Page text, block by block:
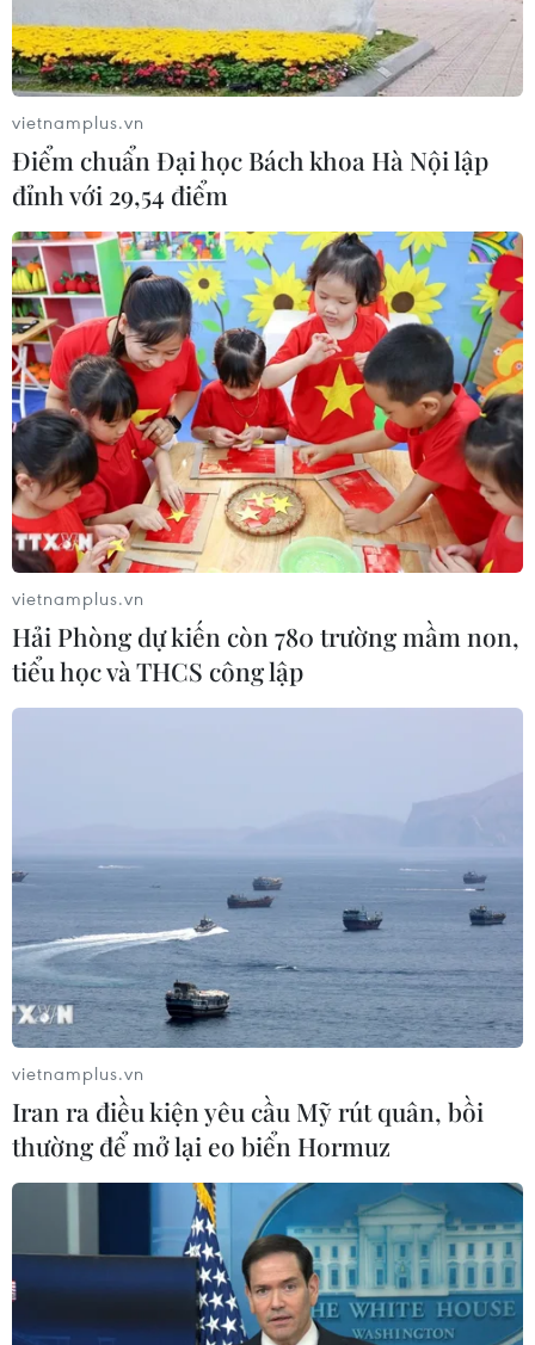
Chứng khoán châu Á đồng loạt giảm điểm
do những lo ngại từ Fed
26/07/2019 13:21
Các thị trường chứng khoán châu Á đều đồng loạt giảm
điểm trong ngày 26/7, theo bước của các chỉ số chính
vietnamplus.vn
Điểm chuẩn Đại học Bách khoa Hà Nội lập
đỉnh với 29,54 điểm
vietnamplus.vn
Hải Phòng dự kiến còn 780 trường mầm non,
tiểu học và THCS công lập
vietnamplus.vn
Iran ra điều kiện yêu cầu Mỹ rút quân, bồi
thường để mở lại eo biển Hormuz